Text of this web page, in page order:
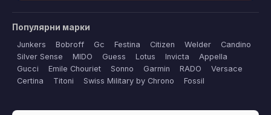
Популярни марки
Junkers Bobroff Gc Festina Citizen Welder
Candino
Silver Sense
MIDO Guess Lotus Invicta
Appella
Gucci
Emile Chouriet Sonno Garmin RADO
Versace
Certina
Titoni Swiss Military by Chrono Fossil